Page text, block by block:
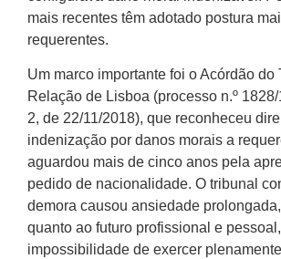
mais recentes têm adotado postura
requerentes.
Um marco importante foi o Acórdão do
Relação de Lisboa (processo n.º
2, de 22/11/2018), que reconheceu
indenização por danos morais a
aguardou mais de cinco anos pela
pedido de nacionalidade. O tribunal
demora causou ansiedade
quanto ao futuro profissional e
impossibilidade de exercer